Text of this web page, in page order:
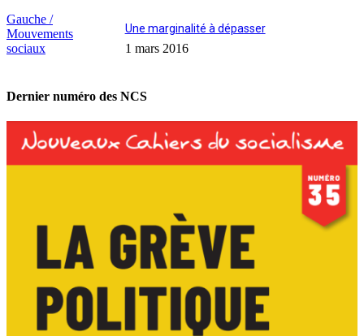
Gauche /
Mouvements
sociaux
Une marginalité à dépasser
1 mars 2016
Dernier numéro des NCS